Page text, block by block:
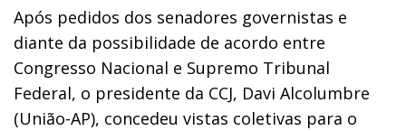
Após pedidos dos senadores governistas e
diante da possibilidade de acordo entre
Congresso Nacional e Supremo Tribunal
Federal, o presidente da CCJ, Davi Alcolumbre
(União-AP), concedeu vistas coletivas para o